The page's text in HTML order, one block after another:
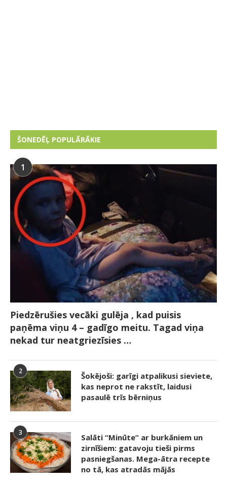
ŠONEDĒĻ POPULĀRĀKIE
1
Piedzērušies vecāki gulēja , kad puisis
paņēma viņu 4 – gadīgo meitu. Tagad viņa
nekad tur neatgriezīsies …
2
Šokējoši: garīgi atpalikusi sieviete,
kas neprot ne rakstīt, laidusi
pasaulē trīs bērniņus
3
Salāti “Minūte” ar burkāniem un
zirnīšiem: gatavoju tieši pirms
pasniegšanas. Mega-ātra recepte
no tā, kas atradās mājās